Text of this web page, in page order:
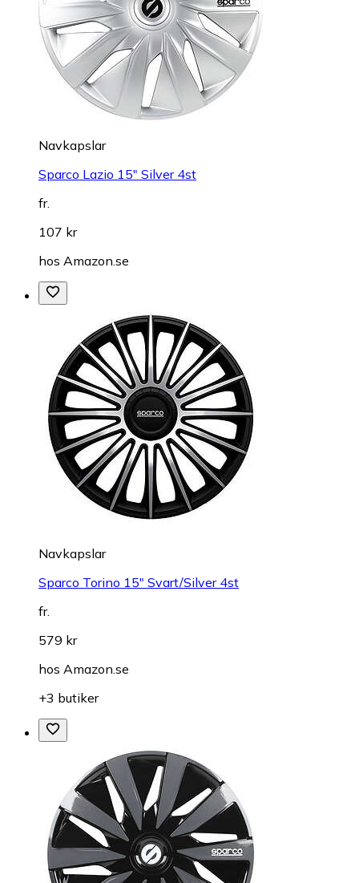
Navkapslar
Sparco Lazio 15" Silver 4st
fr.
107 kr
hos Amazon.se
Navkapslar
Sparco Torino 15" Svart/Silver 4st
fr.
579 kr
hos Amazon.se
+3 butiker